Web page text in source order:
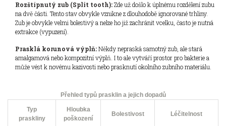
Rozštípnutý zub (Split tooth):Zde už došlo k úplnému rozdělení zubu
na dvě části. Tento stav obvykle vznikne z dlouhodobě ignorované trhliny.
Zub je obvykle velmi bolestivý a nelze ho již zachránit vcelku, často je nutná
extrakce (vypuzení).
Prasklá korunová výplň:Někdy nepraská samotný zub, ale stará
amalgamová nebo kompozitní výplň. I to ale vytváří prostor pro bakterie a
může vést k novému kazivosti nebo prasknutí okolního zubního materiálu.
Přehled typů prasklin a jejich dopadů
Typ
praskliny
Hloubka
poškození
Bolestivost Léčitelnost